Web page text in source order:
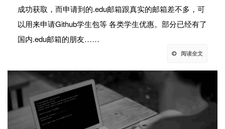
成功获取，而申请到的.edu邮箱跟真实的邮箱差不多，可
以用来申请Github学生包等 各类学生优惠。部分已经有了
国内.edu邮箱的朋友……
阅读全文